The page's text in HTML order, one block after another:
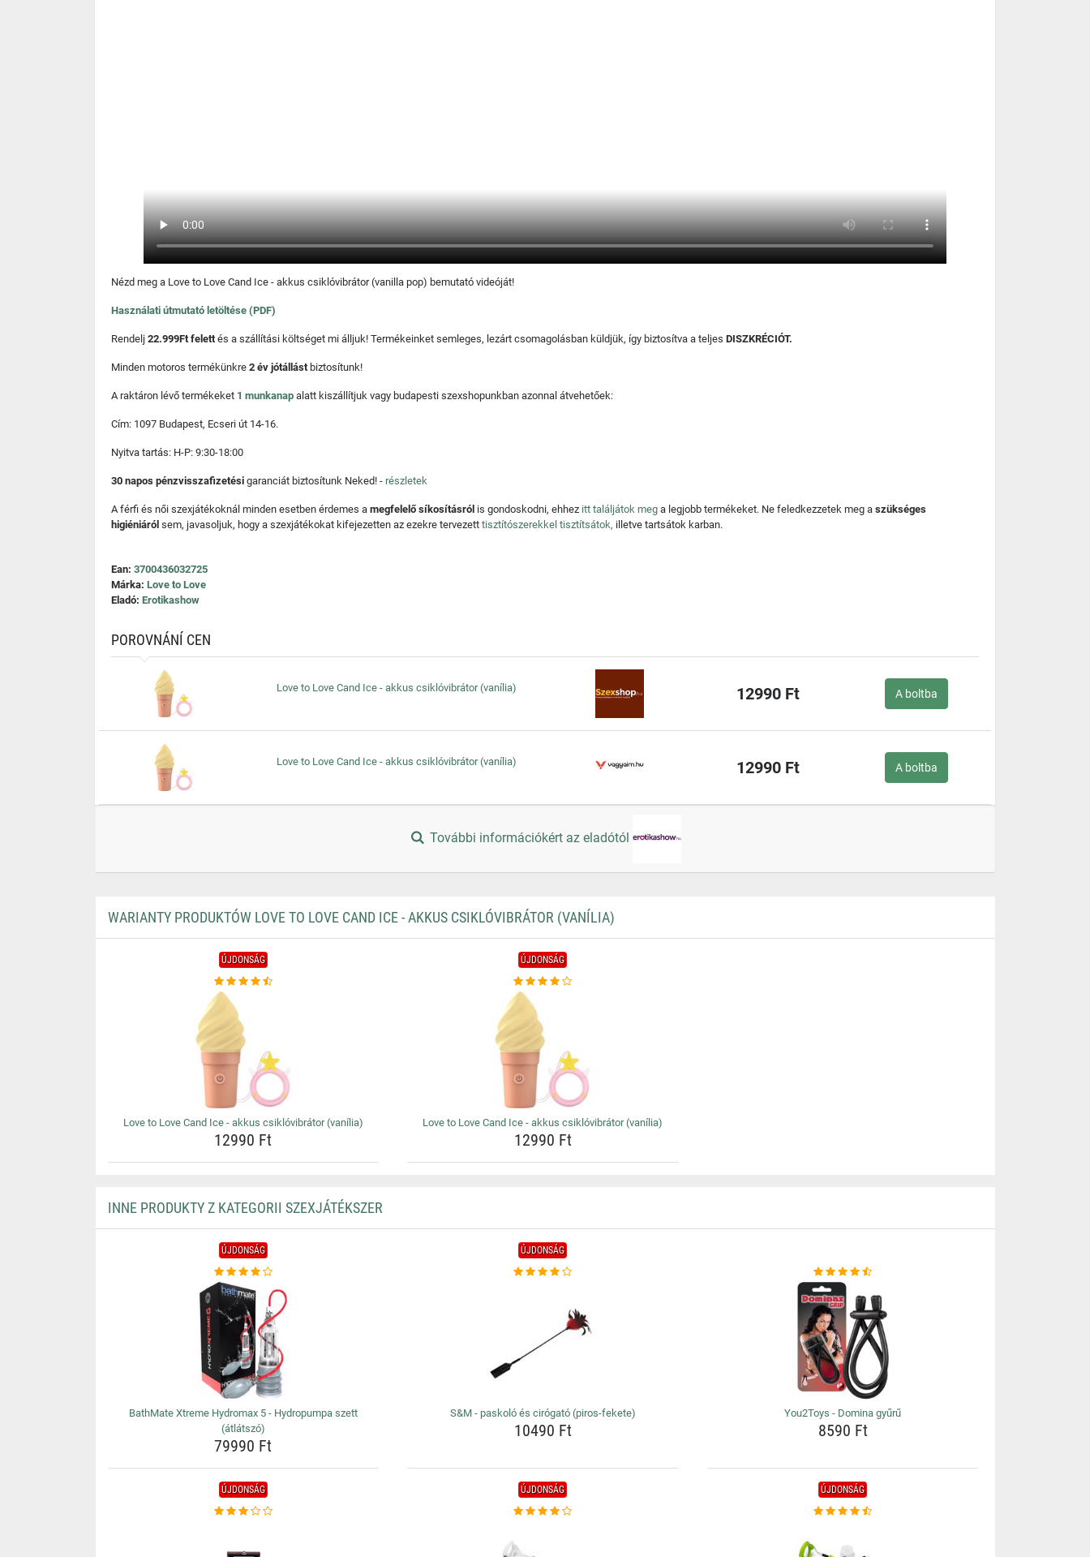
Nézd meg a Love to Love Cand Ice - akkus csiklóvibrátor (vanilla pop) bemutató videóját!
Használati útmutató letöltése (PDF)
Rendelj 22.999Ft felettés a szállítási költséget mi álljuk! Termékeinket semleges, lezárt csomagolásban küldjük, így biztosítva a teljes DISZKRÉCIÓT.
Minden motoros termékünkre 2 év jótállást biztosítunk!
A raktáron lévő termékeket 1 munkanap alatt kiszállítjuk vagy budapesti szexshopunkban azonnal átvehetőek:
Cím: 1097 Budapest, Ecseri út 14-16.
Nyitva tartás: H-P: 9:30-18:00
30 napos pénzvisszafizetési garanciát biztosítunk Neked! - részletek
A férfi és női szexjátékoknál minden esetben érdemes a megfelelő síkosításról is gondoskodni, ehhez itt találjátok meg a legjobb termékeket. Ne feledkezzetek meg a szükséges
higiéniáról sem, javasoljuk, hogy a szexjátékokat kifejezetten az ezekre tervezett tisztítószerekkel tisztítsátok, illetve tartsátok karban.
Ean: 3700436032725
Márka: Love to Love
Eladó: Erotikashow
POROVNÁNÍ CEN
Love to Love Cand Ice - akkus csiklóvibrátor (vanília) 12990 Ft A boltba
Love to Love Cand Ice - akkus csiklóvibrátor (vanília) 12990 Ft A boltba
További információkért az eladótól
WARIANTY PRODUKTÓW LOVE TO LOVE CAND ICE - AKKUS CSIKLÓVIBRÁTOR (VANÍLIA)
ÚJDONSÁG
Love to Love Cand Ice - akkus csiklóvibrátor (vanília)
12990 Ft
ÚJDONSÁG
Love to Love Cand Ice - akkus csiklóvibrátor (vanília)
12990 Ft
INNE PRODUKTY Z KATEGORII SZEXJÁTÉKSZER
ÚJDONSÁG
BathMate Xtreme Hydromax 5 - Hydropumpa szett
(átlátszó)
79990 Ft
ÚJDONSÁG
S&M - paskoló és cirógató (piros-fekete)
10490 Ft
You2Toys - Domina gyűrű
8590 Ft
ÚJDONSÁG ÚJDONSÁG ÚJDONSÁG